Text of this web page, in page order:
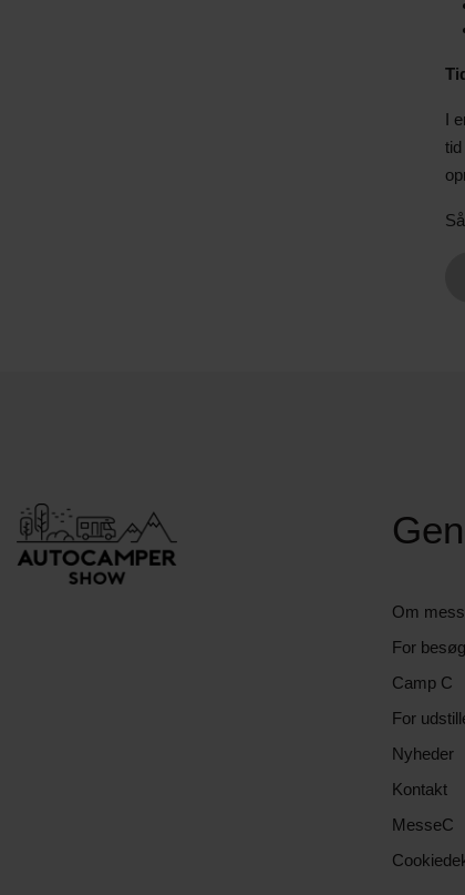
I
Om
For
Camp C
For
Nyheder
Kontakt
MesseC